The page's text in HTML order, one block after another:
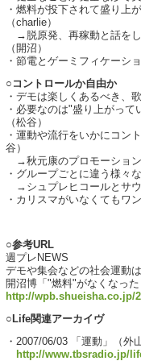
・燃料が投下されて盛り上
（charlie）
→脱原発、再稼動と話をし
（開沼）
・節電とゲーミフィケーシ
○コントロールか自由か
・デモは楽しくあるべき、
・必要なのは"盛り上がっ
（松谷）
・運動や流行をいかにコン
谷）
→秋元康のプロモーショ
・グループごとに違う様々
→シュプレヒコールとサ
・カリスマがいなくてもワ
○参考URL
週プレNEWS
デモや集会などの社会運動
開沼博「"燃料"がなくなっ
http://wpb.shueisha.co.jp/
○Life関連アーカイヴ
・2007/06/03 「運動」（外
http://www.tbsradio.jp/